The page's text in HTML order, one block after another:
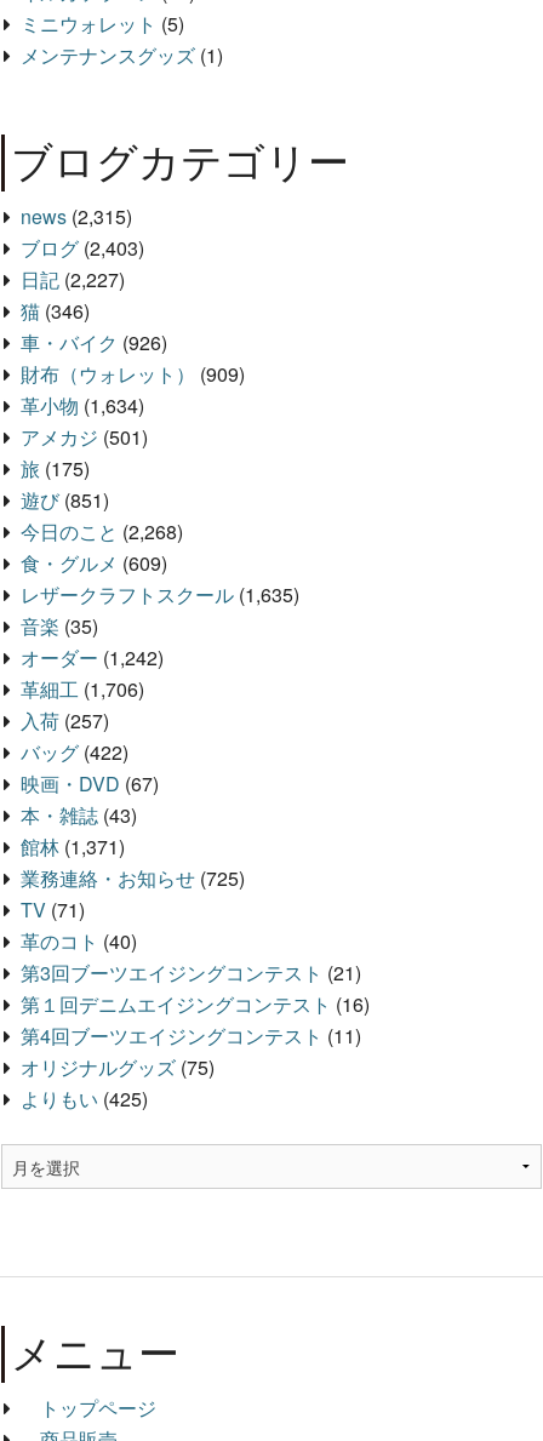
ミニウォレット (5)
メンテナンスグッズ (1)
ブログカテゴリー
news (2,315)
ブログ (2,403)
日記 (2,227)
猫 (346)
車・バイク (926)
財布（ウォレット）
(909)
革小物 (1,634)
アメカジ (501)
旅 (175)
遊び(851)
今日のこと (2,268)
食・グルメ (609)
レザークラフトスクール (1,635)
音楽 (35)
オーダー (1,242)
革細工 (1,706)
入荷 (257)
バッグ (422)
映画・DVD (67)
本・雑誌 (43)
館林 (1,371)
業務連絡・お知らせ (725)
TV (71)
革のコト (40)
第3回ブーツエイジングコンテスト (21)
第１回デニムエイジングコンテスト (16)
第4回ブーツエイジングコンテスト (11)
オリジナルグッズ (75)
よりもい (425)
メニュー
トップページ